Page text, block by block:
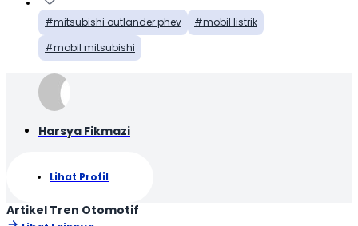
mitsubishi outlander phev
mobil listrik
mobil mitsubishi
Harsya Fikmazi
Lihat Profil
Artikel Tren Otomotif